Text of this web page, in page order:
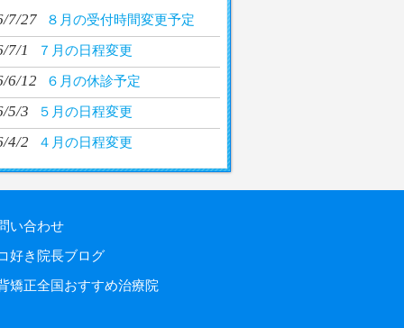
7/27 ８月の受付時間変更予定
7/1 ７月の日程変更
6/12 ６月の休診予定
5/3 ５月の日程変更
4/2 ４月の日程変更
い合わせ
好き院長ブログ
矯正全国おすすめ治療院